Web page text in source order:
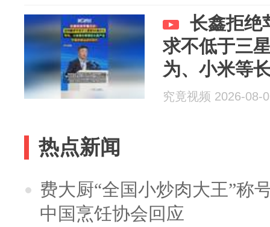
长鑫拒绝
求不低于三
为、小米等
究竟视频 2026-08-
热点新闻
费大厨“全国小炒肉大王”称
中国烹饪协会回应